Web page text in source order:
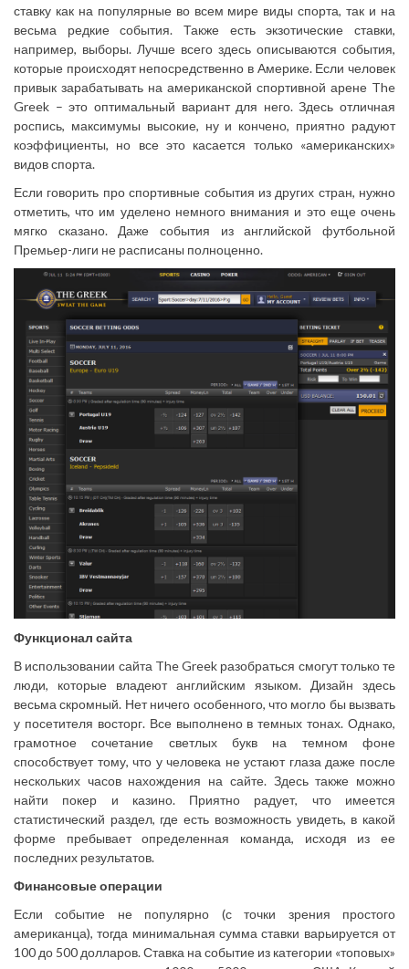
ставку как на популярные во всем мире виды спорта, так и на
весьма редкие события. Также есть экзотические ставки,
например, выборы. Лучше всего здесь описываются события,
которые происходят непосредственно в Америке. Если человек
привык зарабатывать на американской спортивной арене The
Greek – это оптимальный вариант для него. Здесь отличная
роспись, максимумы высокие, ну и кончено, приятно радуют
коэффициенты, но все это касается только «американских»
видов спорта.
Если говорить про спортивные события из других стран, нужно
отметить, что им уделено немного внимания и это еще очень
мягко сказано. Даже события из английской футбольной
Премьер-лиги не расписаны полноценно.
Функционал сайта
В использовании сайта The Greek разобраться смогут только те
люди, которые владеют английским языком. Дизайн здесь
весьма скромный. Нет ничего особенного, что могло бы вызвать
у посетителя восторг. Все выполнено в темных тонах. Однако,
грамотное сочетание светлых букв на темном фоне
способствует тому, что у человека не устают глаза даже после
нескольких часов нахождения на сайте. Здесь также можно
найти покер и казино. Приятно радует, что имеется
статистический раздел, где есть возможность увидеть, в какой
форме пребывает определенная команда, исходя из ее
последних результатов.
Финансовые операции
Если событие не популярно (с точки зрения простого
американца), тогда минимальная сумма ставки варьируется от
100 до 500 долларов. Ставка на событие из категории «топовых»